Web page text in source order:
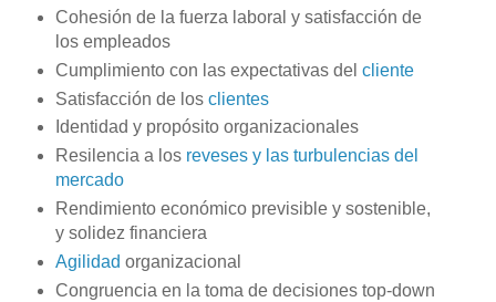
Cohesión de la fuerza laboral y satisfacción de
los empleados
Cumplimiento con las expectativas del cliente
Satisfacción de los clientes
Identidad y propósito organizacionales
Resilencia a los reveses y las turbulencias del
mercado
Rendimiento económico previsible y sostenible,
y solidez financiera
Agilidad organizacional
Congruencia en la toma de decisiones top-down